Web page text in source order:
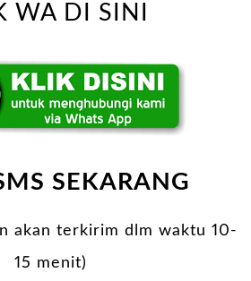
WA DI SINI
SEKARANG
akan terkirim dlm waktu 10-
15 menit)